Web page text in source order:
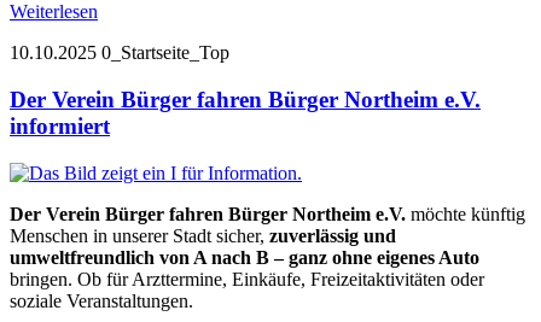
Weiterlesen
10.10.2025 0_Startseite_Top
Der Verein Bürger fahren Bürger Northeim e.V.
informiert
Der Verein Bürger fahren Bürger Northeim e.V. möchte künftig
Menschen in unserer Stadt sicher, zuverlässig und
umweltfreundlich von A nach B – ganz ohne eigenes Auto
bringen. Ob für Arzttermine, Einkäufe, Freizeitaktivitäten oder
soziale Veranstaltungen.